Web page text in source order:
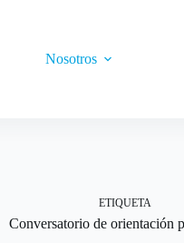
Nosotros
ETIQUETA
Conversatorio de orientación